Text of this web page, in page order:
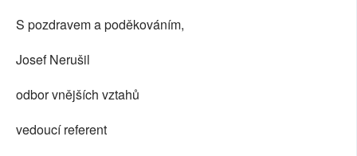
S pozdravem a poděkováním,
Josef Nerušil
odbor vnějších vztahů
vedoucí referent